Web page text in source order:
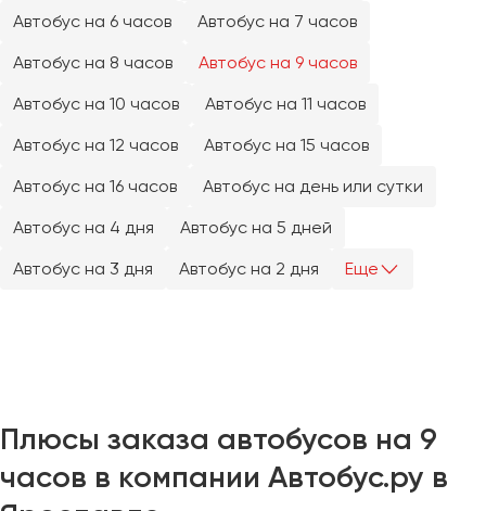
Автобус на 6 часов
Автобус на 7 часов
Автобус на 8 часов
Автобус на 9 часов
Автобус на 10 часов
Автобус на 11 часов
Автобус на 12 часов
Автобус на 15 часов
Автобус на 16 часов
Автобус на день или сутки
Автобус на 4 дня
Автобус на 5 дней
Автобус на 3 дня
Автобус на 2 дня Еще
Плюсы заказа автобусов на 9
часов в компании Автобус.ру в
Челябинск
Чита
Ярославль